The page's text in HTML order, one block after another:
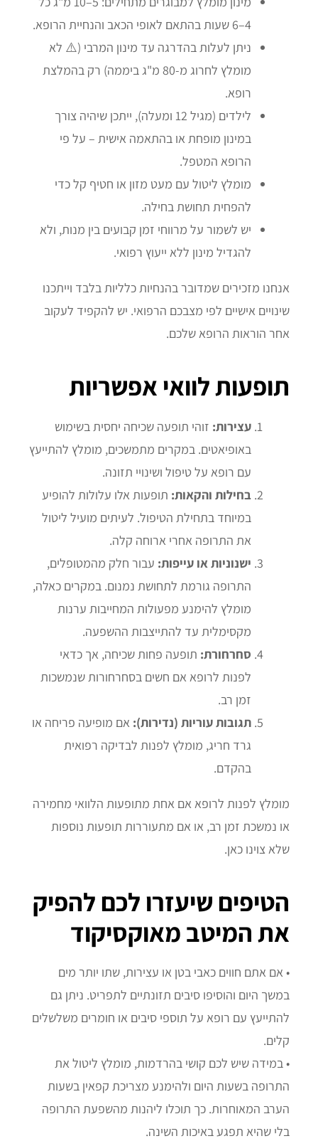
ניתן לעלות בהדרגה עד מינון המרבי (⚠️ לא
מומלץ לחרוג מ-80 מ"ג ביממה) רק בהמלצת
רופא.
לילדים (מגיל 12 ומעלה), ייתכן שיהיה צורך
במינון מופחת או בהתאמה אישית – על פי
הרופא המטפל.
מומלץ ליטול עם מעט מזון או חטיף קל כדי
להפחית תחושת בחילה.
יש לשמור על מרווחי זמן קבועים בין מנות, ולא
להגדיל מינון ללא ייעוץ רפואי.
אנחנו מזכירים שמדובר בהנחיות כלליות בלבד וייתכנו
שינויים אישיים לפי מצבכם הרפואי. יש להקפיד לעקוב
אחר הוראות הרופא שלכם.
תופעות לוואי אפשריות
עצירות:זוהי תופעה שכיחה יחסית בשימוש
באופיאטים. במקרים מתמשכים, מומלץ להתייעץ
עם רופא על טיפול ושינויי תזונה.
בחילות והקאות:תופעות אלו עלולות להופיע
במיוחד בתחילת הטיפול. לעיתים מועיל ליטול
את התרופה אחרי ארוחה קלה.
ישנוניות או עייפות:עבור חלק מהמטופלים,
התרופה גורמת לתחושת נמנום. במקרים כאלה,
מומלץ להימנע מפעולות המחייבות ערנות
מקסימלית עד להתייצבות ההשפעה.
סחרחורת:תופעה פחות שכיחה, אך כדאי
לפנות לרופא אם חשים בסחרחורות שנמשכות
זמן רב.
תגובות עוריות (נדירות):אם מופיעה פריחה או
גרד חריג, מומלץ לפנות לבדיקה רפואית
בהקדם.
מומלץ לפנות לרופא אם אחת מתופעות הלוואי מחמירה
או נמשכת זמן רב, או אם מתעוררות תופעות נוספות
שלא צוינו כאן.
הטיפים שיעזרו לכם להפיק
את המיטב מאוקסיקוד
• אם אתם חווים כאבי בטן או עצירות, שתו יותר מים
במשך היום והוסיפו סיבים תזונתיים לתפריט. ניתן גם
להתייעץ עם רופא על תוספי סיבים או חומרים משלשלים
קלים.
• במידה שיש לכם קושי בהרדמות, מומלץ ליטול את
התרופה בשעות היום ולהימנע מצריכת קפאין בשעות
הערב המאוחרות. כך תוכלו ליהנות מהשפעת התרופה
בלי שהיא תפגע באיכות השינה.